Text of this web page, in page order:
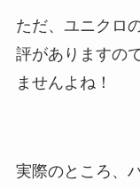
ただ、ユニクロ
評がありますの
ませんよね！
実際のところ、